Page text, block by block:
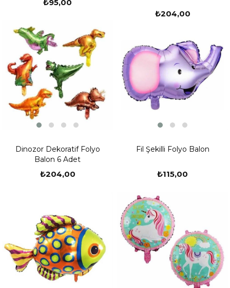
₺95,00
₺204,00
Dinozor Dekoratif Folyo
Balon 6 Adet
₺204,00
Fil Şekilli Folyo Balon
₺115,00